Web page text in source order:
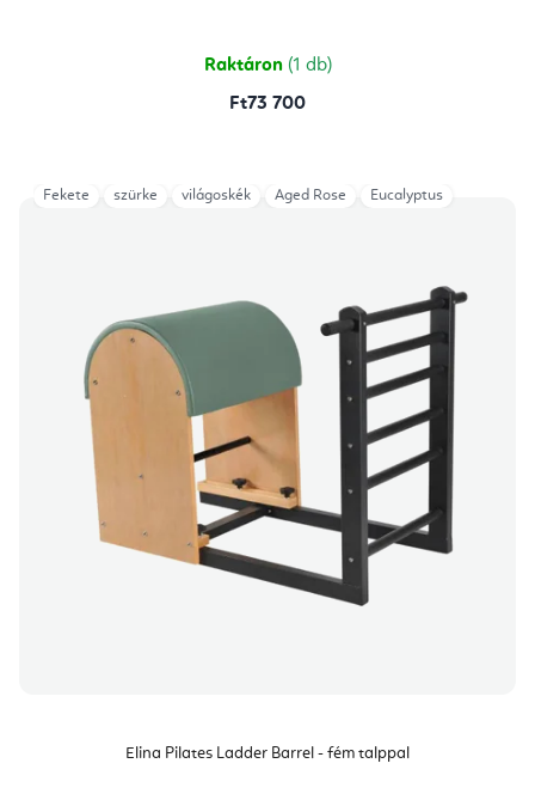
Raktáron (1 db)
Ft73 700
Elina Pilates Ladder Barrel - fém talppal
Fekete szürke világoskék Aged Rose Eucalyptus